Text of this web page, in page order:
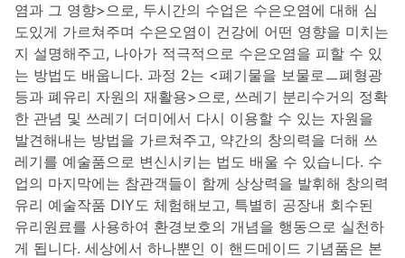
염과 그 영향>으로, 두시간의 수업은 수은오염에 대해 심
도있게 가르쳐주며 수은오염이 건강에 어떤 영향을 미치는
지 설명해주고, 나아가 적극적으로 수은오염을 피할 수 있
는 방법도 배웁니다. 과정 2는 <폐기물을 보물로ㅡ폐형광
등과 폐유리 자원의 재활용>으로, 쓰레기 분리수거의 정확
한 관념 및 쓰레기 더미에서 다시 이용할 수 있는 자원을
발견해내는 방법을 가르쳐주고, 약간의 창의력을 더해 쓰
레기를 예술품으로 변신시키는 법도 배울 수 있습니다. 수
업의 마지막에는 참관객들이 함께 상상력을 발휘해 창의력
유리 예술작품 DIY도 체험해보고, 특별히 공장내 회수된
유리원료를 사용하여 환경보호의 개념을 행동으로 실천하
게 됩니다. 세상에서 하나뿐인 이 핸드메이드 기념품은 본